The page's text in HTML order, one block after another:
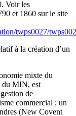
Voir les
et 1860 sur le site
twps0027/
à la création d’un
mixte du
du MIN, est
de
commercial ; un
(New Covent